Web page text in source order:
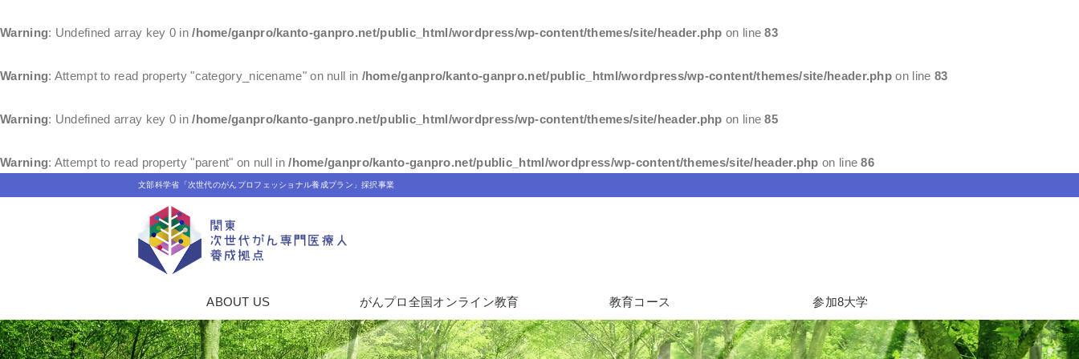
Warning: Undefined array key 0 in/home/ganpro/kanto-ganpro.net/public_html/wordpress/wp-content/themes/site/header.php on line83
Warning: Attempt to read property "category_nicename" on null in /home/ganpro/kanto-ganpro.net/public_html/wordpress/wp-content/themes/site/header.php on line 83
Warning: Undefined array key 0 in/home/ganpro/kanto-ganpro.net/public_html/wordpress/wp-content/themes/site/header.php on line85
Warning: Attempt to read property "parent" on null in/home/ganpro/kanto-ganpro.net/public_html/wordpress/wp-content/themes/site/header.php on line86
文部科学省「次世代のがんプロフェッショナル養成プラン」採択事業
ABOUT US がんプロ全国オンライン教育 教育コース 参加8大学